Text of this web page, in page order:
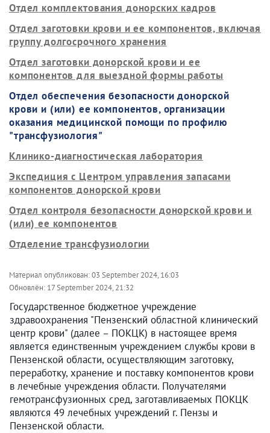
Отдел комплектования донорских кадров
Отдел заготовки крови и ее компонентов, включая
группу долгосрочного хранения
Отдел заготовки донорской крови и ее
компонентов для выездной формы работы
Отдел обеспечения безопасности донорской
крови и (или) ее компонентов, организации
оказания медицинской помощи по профилю
"трансфузиология"
Клинико-диагностическая лаборатория
Экспедиция с Центром управления запасами
компонентов донорской крови
Отдел контроля безопасности донорской крови и
(или) ее компонентов
Отделение трансфузиологии
Материал опубликован:03 September 2024, 16:03
Обновлён: 17 September 2024, 21:32
Государственное бюджетное учреждение
здравоохранения "Пензенский областной клинический
центр крови" (далее – ПОКЦК) в настоящее время
является единственным учреждением службы крови в
Пензенской области, осуществляющим заготовку,
переработку, хранение и поставку компонентов крови
в лечебные учреждения области. Получателями
гемотрансфузионных сред, заготавливаемых ПОКЦК
являются 49 лечебных учреждений г. Пензы и
Пензенской области.